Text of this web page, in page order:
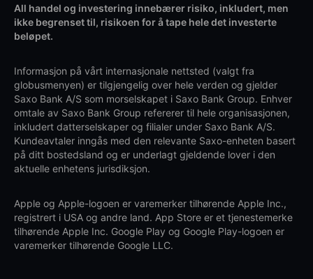
All handel og investering innebærer risiko, inkludert, men
ikke begrenset til, risikoen for å tape hele det investerte
beløpet.
Informasjon på vårt internasjonale nettsted (valgt fra
globusmenyen) er tilgjengelig over hele verden og gjelder
Saxo Bank A/S som morselskapet i Saxo Bank Group. Enhver
omtale av Saxo Bank Group refererer til hele organisasjonen,
inkludert datterselskaper og filialer under Saxo Bank A/S.
Kundeavtaler inngås med den relevante Saxo-enheten basert
på ditt bostedsland og er underlagt gjeldende lover i den
aktuelle enhetens jurisdiksjon.
Apple og Apple-logoen er varemerker tilhørende Apple Inc.,
registrert i USA og andre land. App Store er et tjenestemerke
tilhørende Apple Inc. Google Play og Google Play-logoen er
varemerker tilhørende Google LLC.